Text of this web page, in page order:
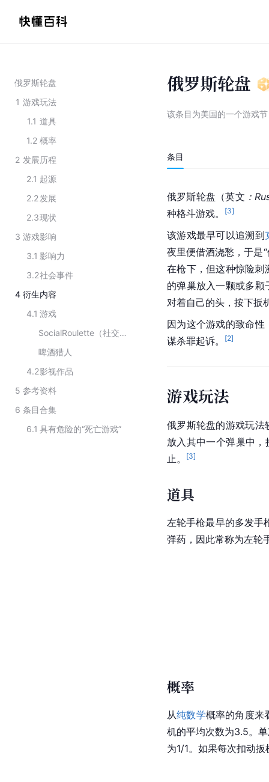
俄罗斯轮盘
1 游戏玩法
1.1 道具
1.2 概率
2 发展历程
2.1 起源
2.2发展
2.3现状
3 游戏影响
3.1 影响力
3.2社会事件
4 衍生内容
4.1 游戏
SocialRoulette（社交轮盘赌）
啤酒猎人
4.2影视作品
5 参考资料
6 条目合集
6.1 具有危险的“死亡游戏”
俄罗斯轮盘
该条目为美国的一个游戏
条目
俄罗斯轮盘（英文 ：
种格斗游戏。 [3]
该游戏最早可以追溯到
夜里便借酒浇愁，于是
在枪下，但这种惊险刺
的弹巢放入一颗或多
对着自己的头，按下扳
因为这个游戏的致命
谋杀罪起诉。
[2]
游戏玩法
俄罗斯轮盘的游戏玩法
放入其中一个弹巢中
止。
[3]
道具
左轮手枪最早的多发手
弹药，因此常称为左轮
概率
从纯数学概率的角度来
机的平均次数为3.5。
为1/1。如果每次扣动